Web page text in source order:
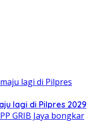
lagi di Pilpres 2029